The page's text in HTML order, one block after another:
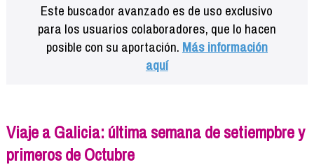
Este buscador avanzado es de uso exclusivo
para los usuarios colaboradores, que lo hacen
posible con su aportación. Más información
aquí
Viaje a Galicia: última semana de setiempbre y
primeros de Octubre